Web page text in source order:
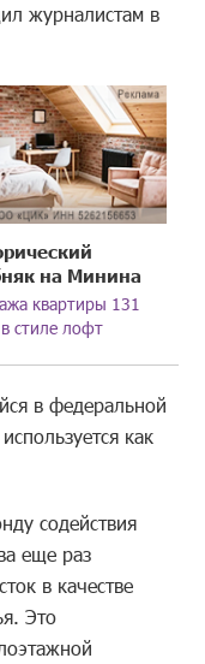
журналистам в
на Минина
квартиры 131
стиле лофт
в федеральной
как
содействия
еще раз
в качестве
Это